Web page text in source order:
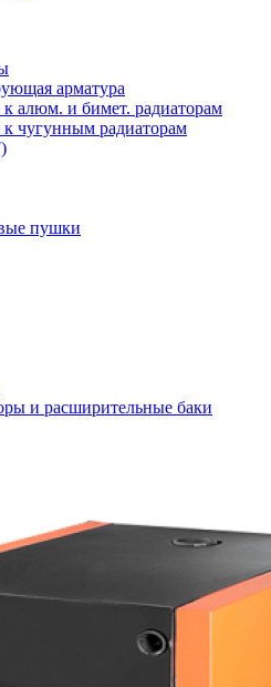
арматура
алюм. и бимет. радиаторам
чугунным радиаторам
пушки
и расширительные баки